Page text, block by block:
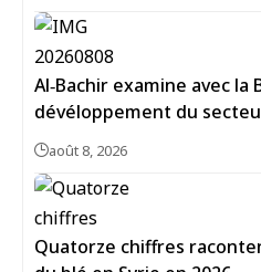
Al‑Bachir examine avec la
dévéloppement du
août 8, 2026
Quatorze chiffres